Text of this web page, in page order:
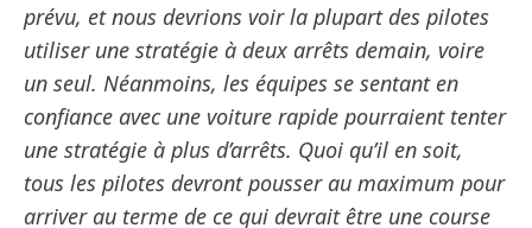
prévu, et nous devrions voir la plupart des pilotes
utiliser une stratégie à deux arrêts demain, voire
un seul. Néanmoins, les équipes se sentant en
confiance avec une voiture rapide pourraient tenter
une stratégie à plus d’arrêts. Quoi qu’il en soit,
tous les pilotes devront pousser au maximum pour
arriver au terme de ce qui devrait être une course